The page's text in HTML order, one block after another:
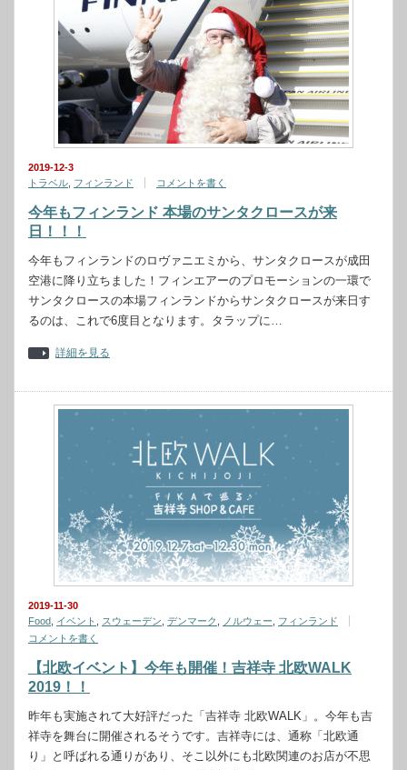
2019-12-3
トラベル フィンランド コメントを書く
今年もフィンランド 本場のサンタクロースが来
日！！！
今年もフィンランドのロヴァニエミから、サンタクロースが成田
空港に降り立ちました！フィンエアーのプロモーションの一環で
サンタクロースの本場フィンランドからサンタクロースが来日す
るのは、これで6度目となります。タラップに…
詳細を見る
2019-11-30
Food イベント スウェーデン デンマーク ノルウェー
フィンランド
コメントを書く
【北欧イベント】今年も開催！吉祥寺 北欧WALK
2019！！
昨年も実施されて大好評だった「吉祥寺 北欧WALK」。今年も吉
祥寺を舞台に開催されるそうです。吉祥寺には、通称「北欧通
り」と呼ばれる通りがあり、そこ以外にも北欧関連のお店が不思